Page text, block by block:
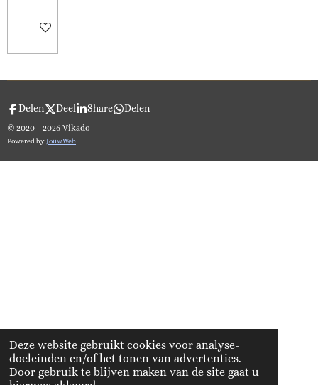
Deze website gebruikt cookies voor analyse-
doeleinden en/of het tonen van advertenties.
Door gebruik te blijven maken van de site gaat u
In winkelwagen
Delen Deel Share Delen
© 2020 - 2026 Vikado
Powered byJouwWeb